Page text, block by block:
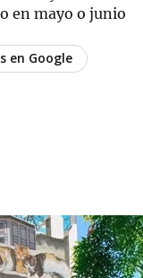
en mayo o junio
en Google